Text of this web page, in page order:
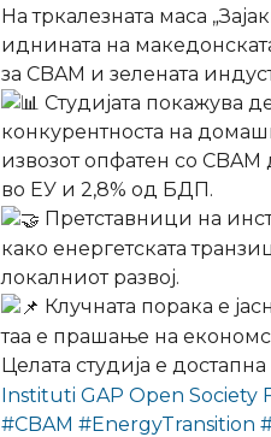
На тркалезната маса
иднината на
за CBAM и зелената
Студијата покажува
конкурентноста на
извозот опфатен со
во ЕУ и 2,8% од БДП.
Претставници на
како енергетската
локалниот развој.
Клучната порака е
таа е прашање на
Целата студија е достапна
Instituti GAP Open Society
#CBAM #EnergyTransition